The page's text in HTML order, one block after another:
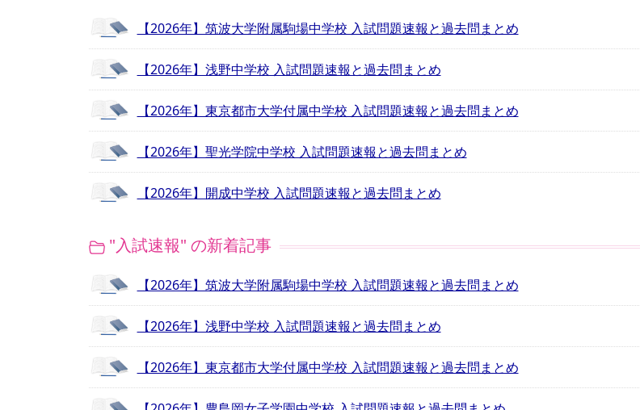
【2026年】筑波大学附属駒場中学校 入試問題速報と過去問まとめ
【2026年】浅野中学校 入試問題速報と過去問まとめ
【2026年】東京都市大学付属中学校 入試問題速報と過去問まとめ
【2026年】聖光学院中学校 入試問題速報と過去問まとめ
【2026年】開成中学校 入試問題速報と過去問まとめ
"入試速報" の新着記事
【2026年】筑波大学附属駒場中学校 入試問題速報と過去問まとめ
【2026年】浅野中学校 入試問題速報と過去問まとめ
【2026年】東京都市大学付属中学校 入試問題速報と過去問まとめ